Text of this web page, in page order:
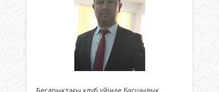
Бесарықтағы клуб үйінде басшылық